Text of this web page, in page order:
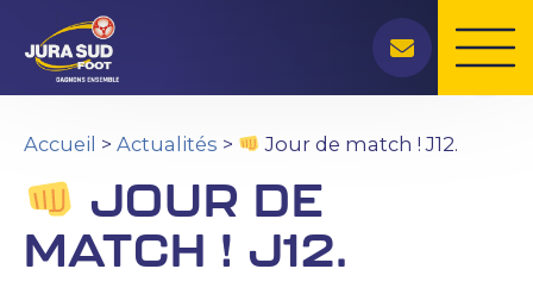
contenu
Accueil > Actualités > Jour de match ! J12.
JOUR DE
MATCH ! J12.
Rechercher